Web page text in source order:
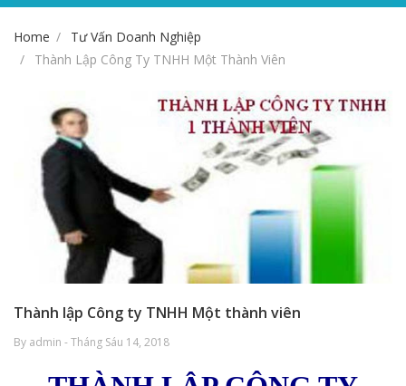
Home
Tư Vấn Doanh Nghiệp
Thành Lập Công Ty TNHH Một Thành Viên
Thành lập Công ty TNHH Một thành viên
By admin - Tháng Sáu 14, 2018